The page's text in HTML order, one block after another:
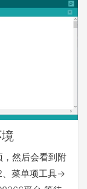
然后会看到附
菜单项工具->